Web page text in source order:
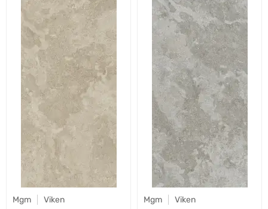
Mgm Viken Mgm Viken